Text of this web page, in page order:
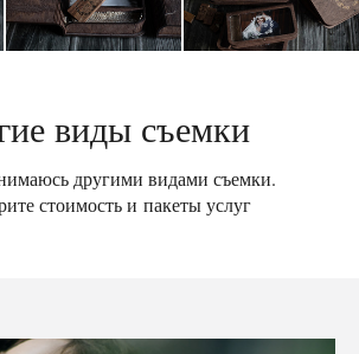
виды съемки
другими видами съемки.
стоимость и пакеты услуг